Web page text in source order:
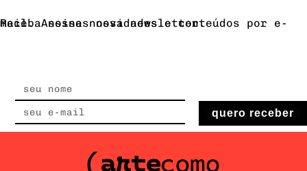
Receba nossas novidades e conteúdos por e-mail. Assine nossa newsletter.
quero receber